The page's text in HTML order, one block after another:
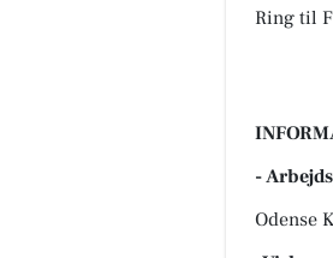
Ring til
-
Odense